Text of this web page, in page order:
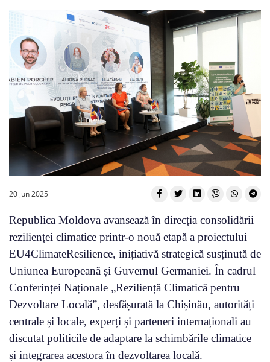
20 jun 2025
Republica Moldova avansează în direcția consolidării
rezilienței climatice printr-o nouă etapă a proiectului
EU4ClimateResilience, inițiativă strategică susținută de
Uniunea Europeană și Guvernul Germaniei. În cadrul
Conferinței Naționale „Reziliență Climatică pentru
Dezvoltare Locală”, desfășurată la Chișinău, autorități
centrale și locale, experți și parteneri internaționali au
discutat politicile de adaptare la schimbările climatice
și integrarea acestora în dezvoltarea locală.